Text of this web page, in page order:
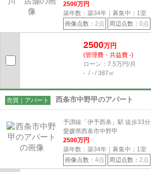
2500万円
築年数：築34年｜募集中： 1室
画像点数： 2点 周辺点数： 0点
2500万円
(管理費・共益費 -)
ローン：7.5万円/月
- / - / 387㎡
売買｜アパート 西条市中野甲のアパート
予讃線「伊予西条」駅 徒歩33分
愛媛県西条市中野甲
2500万円
築年数：築34年｜募集中： 1室
画像点数： 4点 周辺点数： 2点